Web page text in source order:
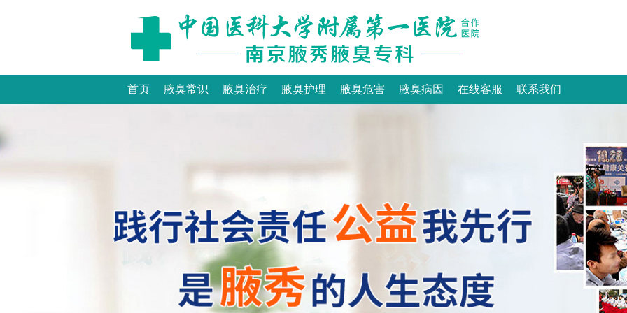
首页 腋臭常识 腋臭治疗 腋臭护理 腋臭危害 腋臭病因 在线客服 联系我们